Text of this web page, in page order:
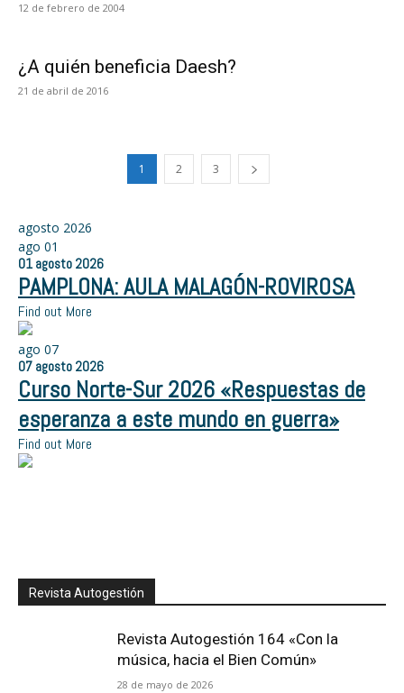
12 de febrero de 2004
¿A quién beneficia Daesh?
21 de abril de 2016
1 2 3
agosto 2026
ago 01
01 agosto 2026
PAMPLONA: AULA MALAGÓN-ROVIROSA
Find out More
ago 07
07 agosto 2026
Curso Norte-Sur 2026 «Respuestas de
esperanza a este mundo en guerra»
Find out More
Revista Autogestión
Revista Autogestión 164 «Con la
música, hacia el Bien Común»
28 de mayo de 2026